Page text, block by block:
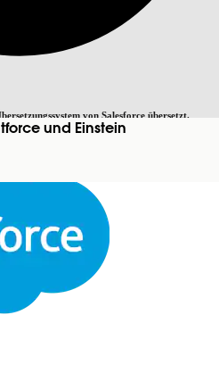
von Salesforce übersetzt.
wechseln Nicht jetzt
und Einstein